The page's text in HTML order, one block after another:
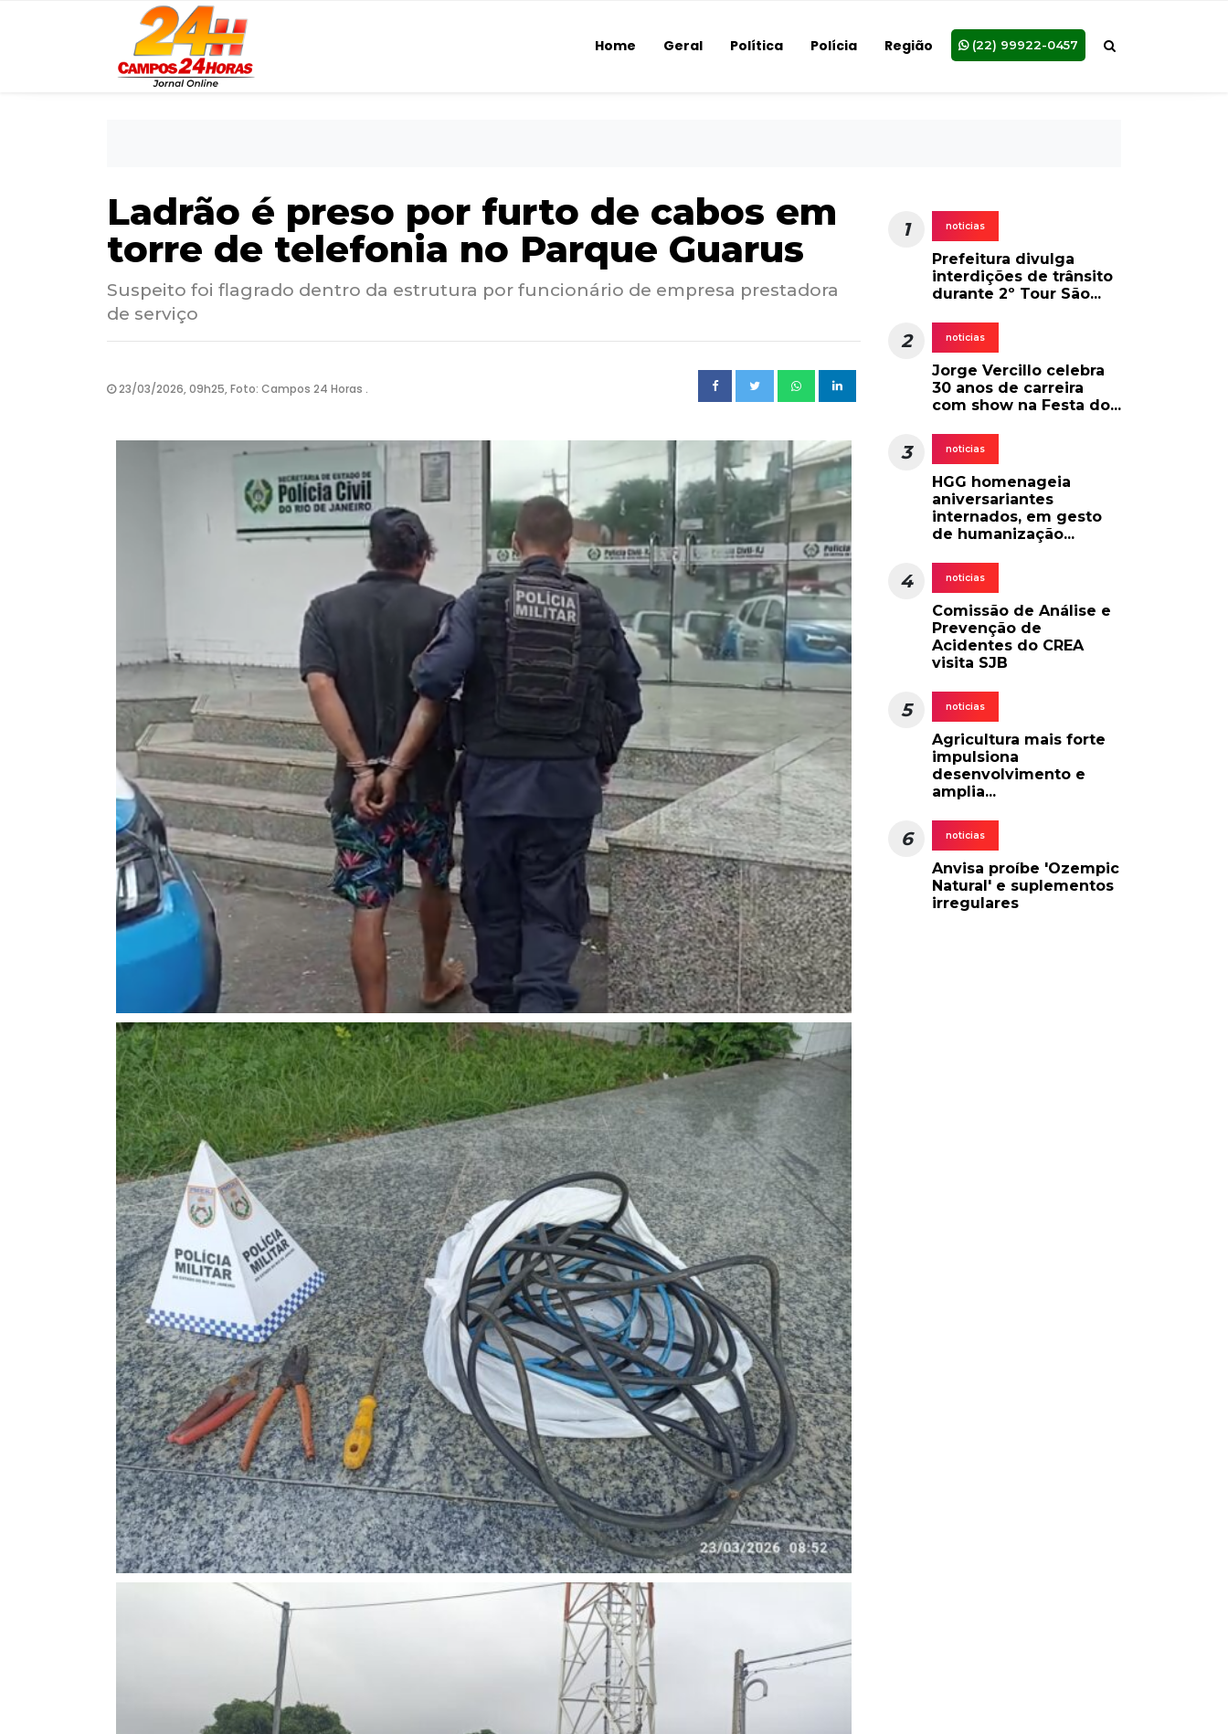
Home Geral Política Polícia Região (22) 99922-0457
Ladrão é preso por furto de cabos em
torre de telefonia no Parque Guarus
Suspeito foi flagrado dentro da estrutura por funcionário de empresa prestadora
de serviço
23/03/2026, 09h25, Foto: Campos 24 Horas .
1 noticias
Prefeitura divulga
interdições de trânsito
durante 2º Tour São...
2 noticias
Jorge Vercillo celebra
30 anos de carreira
com show na Festa do...
3 noticias
HGG homenageia
aniversariantes
internados, em gesto
de humanização...
4 noticias
Comissão de Análise e
Prevenção de
Acidentes do CREA
visita SJB
5 noticias
Agricultura mais forte
impulsiona
desenvolvimento e
amplia...
6 noticias
Anvisa proíbe 'Ozempic
Natural' e suplementos
irregulares